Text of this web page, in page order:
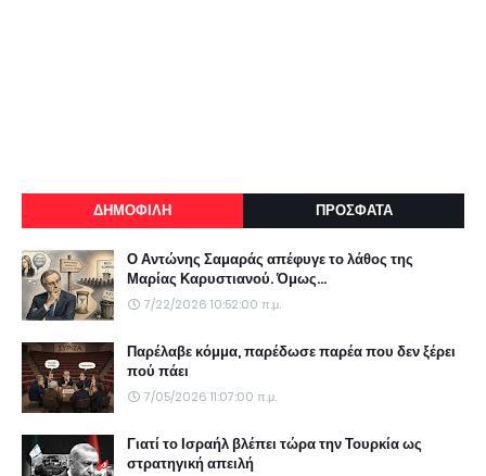
ΔΗΜΟΦΙΛΗ ΠΡΟΣΦΑΤΑ
Ο Αντώνης Σαμαράς απέφυγε το λάθος της
Μαρίας Καρυστιανού. Όμως...
7/22/2026 10:52:00 π.μ.
Παρέλαβε κόμμα, παρέδωσε παρέα που δεν ξέρει
πού πάει
7/05/2026 11:07:00 π.μ.
Γιατί το Ισραήλ βλέπει τώρα την Τουρκία ως
στρατηγική απειλή